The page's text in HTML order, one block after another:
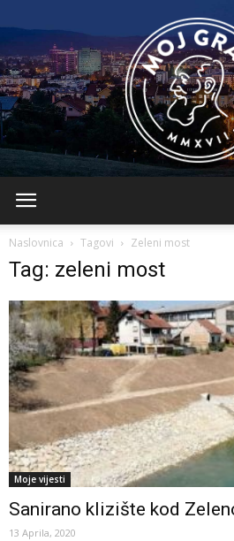
Naslovnica Tagovi Zeleni most
Tag: zeleni most
Moje vijesti
Sanirano klizište kod
13 Aprila, 2020